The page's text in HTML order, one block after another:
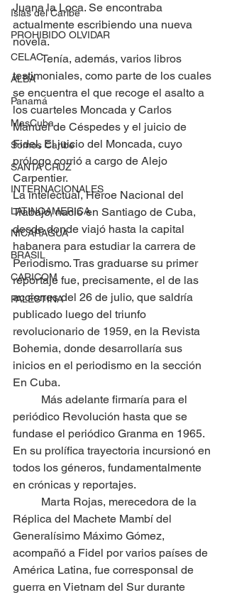
Islas del Caribe
PROHIBIDO OLVIDAR
CELAC
ALBA
Panamá
MasCuba
Somos Caribe
SANTA CRUZ
INTERNACIONALES
LATINOAMERICA
NICARAGUA
BRASIL
CARICOM
PALESTINA
Juana la Loca. Se encontraba
actualmente escribiendo una nueva
novela.
	Tenía, además, varios libros
testimoniales, como parte de los cuales
se encuentra el que recoge el asalto a
los cuarteles Moncada y Carlos
Manuel de Céspedes y el juicio de
Fidel, El juicio del Moncada, cuyo
prólogo corrió a cargo de Alejo
Carpentier.
La intelectual, Héroe Nacional del
Trabajo, nació en Santiago de Cuba,
desde donde viajó hasta la capital
habanera para estudiar la carrera de
Periodismo. Tras graduarse su primer
reportaje fue, precisamente, el de las
acciones del 26 de julio, que saldría
publicado luego del triunfo
revolucionario de 1959, en la Revista
Bohemia, donde desarrollaría sus
inicios en el periodismo en la sección
En Cuba.
periódico Revolución hasta que se
fundase el periódico Granma en 1965.
En su prolífica trayectoria incursionó en
todos los géneros, fundamentalmente
en crónicas y reportajes.
Réplica del Machete Mambí del
Generalísimo Máximo Gómez,
acompañó a Fidel por varios países de
América Latina, fue corresponsal de
guerra en Vietnam del Sur durante